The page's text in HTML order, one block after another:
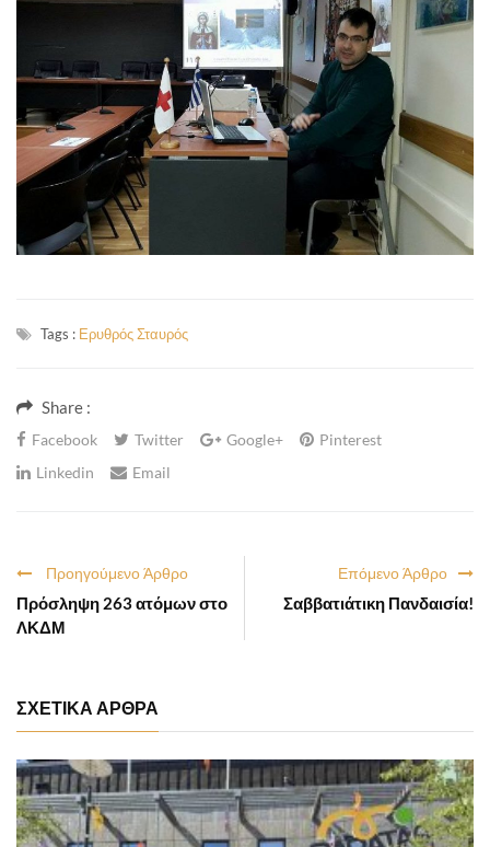
Tags : Ερυθρός Σταυρός
Share :
Facebook Twitter Google+
Pinterest
Linkedin
Email
Επόμενο Άρθρο
Σαββατιάτικη Πανδαισία!
Προηγούμενο Άρθρο
Πρόσληψη 263 ατόμων στο
ΛΚΔΜ
ΣΧΕΤΙΚΑ ΑΡΘΡΑ